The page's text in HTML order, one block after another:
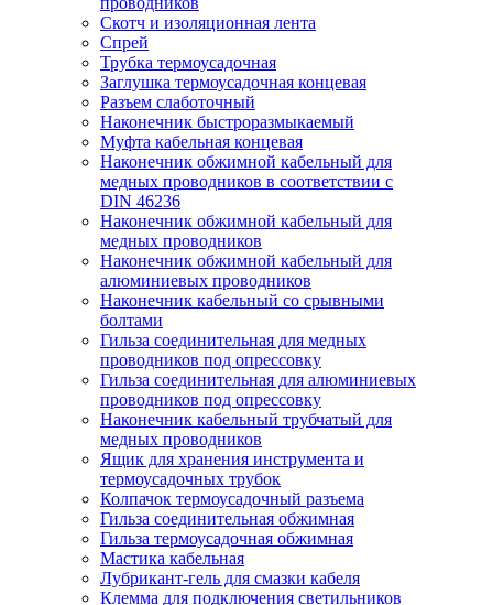
Скотч и изоляционная лента
Спрей
Трубка термоусадочная
Заглушка термоусадочная концевая
Разъем слаботочный
Наконечник быстроразмыкаемый
Муфта кабельная концевая
Наконечник обжимной кабельный для
медных проводников в соответствии с
DIN 46236
Наконечник обжимной кабельный для
медных проводников
Наконечник обжимной кабельный для
алюминиевых проводников
Наконечник кабельный со срывными
болтами
Гильза соединительная для медных
проводников под опрессовку
Гильза соединительная для алюминиевых
проводников под опрессовку
Наконечник кабельный трубчатый для
медных проводников
Ящик для хранения инструмента и
термоусадочных трубок
Колпачок термоусадочный разъема
Гильза соединительная обжимная
Гильза термоусадочная обжимная
Мастика кабельная
Лубрикант-гель для смазки кабеля
Клемма для подключения светильников